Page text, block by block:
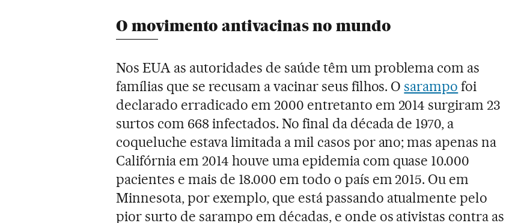
O movimento antivacinas no mundo
Nos EUA as autoridades de saúde têm um problema com as
famílias que se recusam a vacinar seus filhos. Osarampo foi
declarado erradicado em 2000 entretanto em 2014 surgiram 23
surtos com 668 infectados. No final da década de 1970, a
coqueluche estava limitada a mil casos por ano; mas apenas na
Califórnia em 2014 houve uma epidemia com quase 10.000
pacientes e mais de 18.000 em todo o país em 2015. Ou em
Minnesota, por exemplo, que está passando atualmente pelo
pior surto de sarampo em décadas, e onde os ativistas contra as